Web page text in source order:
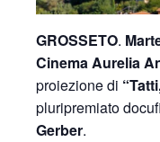
GROSSETO.
Cinema Aurelia
proiezione di
pluripremiato
Gerber.